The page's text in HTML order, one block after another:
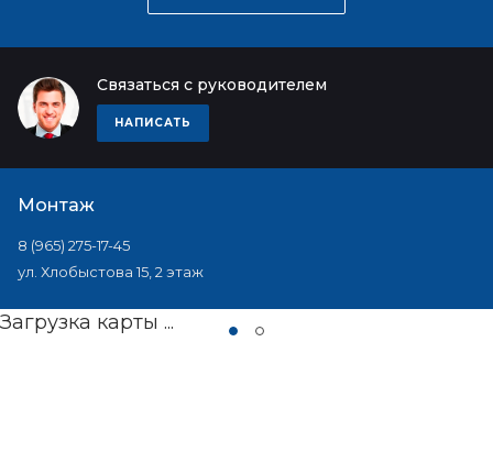
Связаться с руководителем
НАПИСАТЬ
Монтаж
8 (965) 275-17-45
ул. Хлобыстова 15, 2 этаж
Загрузка карты ...